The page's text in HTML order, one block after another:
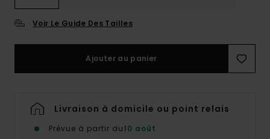
Voir Le Guide Des Tailles
Ajouter au panier
Livraison à domicile ou point relais
Prévue à partir du10 août